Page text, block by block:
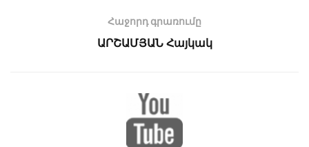
Հաջորդ գրառումը
ԱՐՇԱՄՅԱՆ Հայկակ